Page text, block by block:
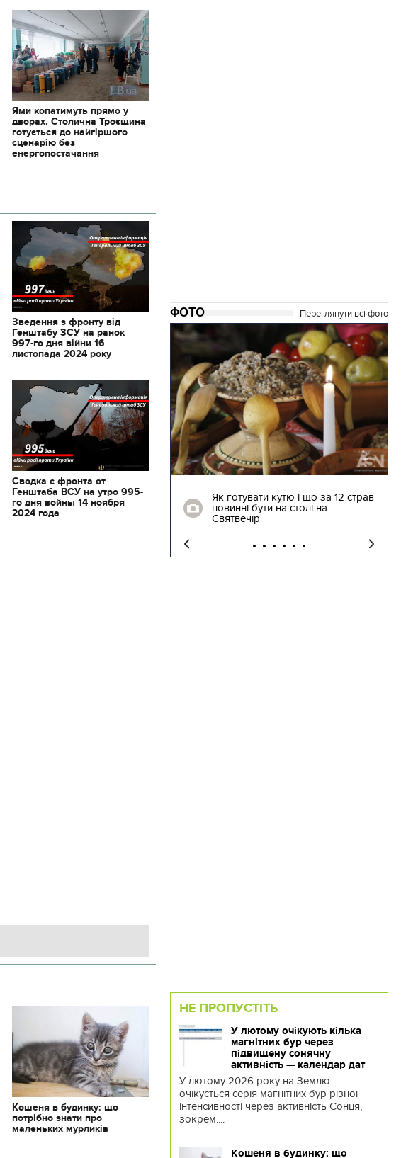
Ями копатимуть прямо у
дворах. Столична Троєщина
готується до найгіршого
сценарію без
енергопостачання
Зведення з фронту від
Генштабу ЗСУ на ранок
997-го дня війни 16
листопада 2024 року
Сводка с фронта от
Генштаба ВСУ на утро 995-
го дня войны 14 ноября
2024 года
Кошеня в будинку: що
потрібно знати про
маленьких мурликів
ФОТО Переглянути всі фото
11.10.2017 | 16:22
Часи Русі: як виглядають
декорації до фільму "Сторожова
застава"
Як готувати кутю і що за 12 страв
повинні бути на столі на
Святвечір
НЕ ПРОПУСТІТЬ
У лютому очікують кілька
магнітних бур через
підвищену сонячну
активність — календар дат
У лютому 2026 року на Землю
очікується серія магнітних бур різної
інтенсивності через активність Сонця,
зокрем....
Кошеня в будинку: що